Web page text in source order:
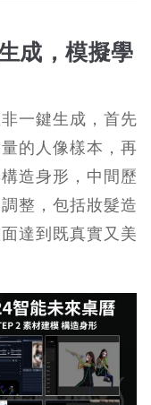
成，模擬學
一鍵生成，首先
的人像樣本，再
造身形，中間歷
整，包括妝髮造
達到既真實又美